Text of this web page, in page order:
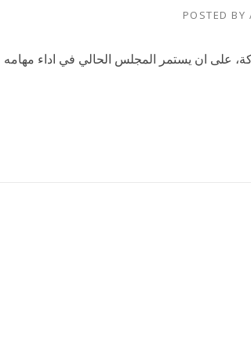
POSTED BY
على ان يستمر المجلس الحالي في اداء مهامه